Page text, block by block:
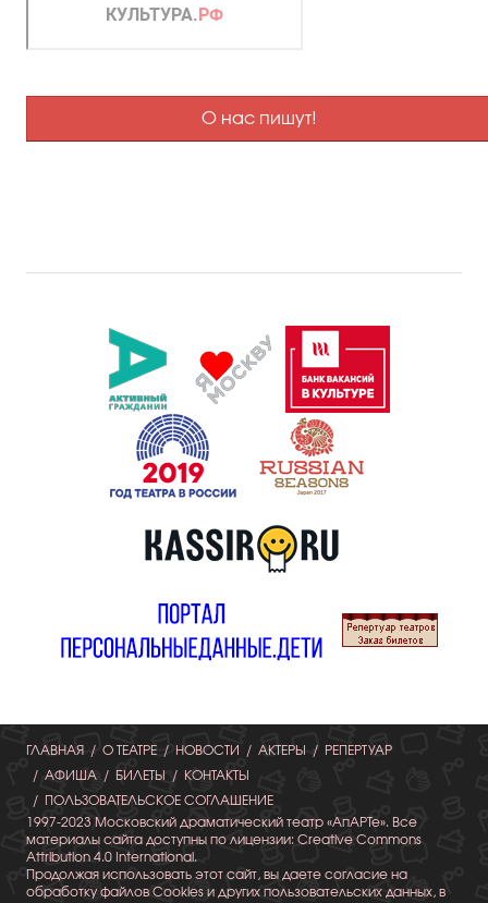
О нас пишут!
ГЛАВНАЯ О ТЕАТРЕ НОВОСТИ АКТЕРЫ
РЕПЕРТУАР
АФИША
БИЛЕТЫ
КОНТАКТЫ
ПОЛЬЗОВАТЕЛЬСКОЕ СОГЛАШЕНИЕ
1997-2023 Московский драматический театр «АпАРТе». Все
материалы сайта доступны по лицензии: Creative Commons
Attribution 4.0 International.
Продолжая использовать этот сайт, вы даете согласие на
обработку файлов Cookies и других пользовательских данных, в